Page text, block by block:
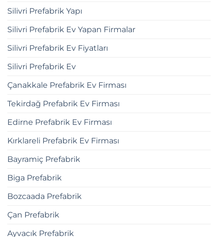
Silivri Prefabrik Yapı
Silivri Prefabrik Ev Yapan Firmalar
Silivri Prefabrik Ev Fiyatları
Silivri Prefabrik Ev
Çanakkale Prefabrik Ev Firması
Tekirdağ Prefabrik Ev Firması
Edirne Prefabrik Ev Firması
Kırklareli Prefabrik Ev Firması
Bayramiç Prefabrik
Biga Prefabrik
Bozcaada Prefabrik
Çan Prefabrik
Ayvacık Prefabrik